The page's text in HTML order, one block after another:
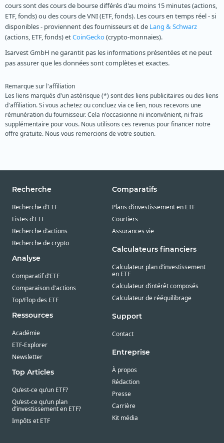
cours sont des cours de bourse différés d'au moins 15 minutes (actions,
ETF, fonds) ou des cours de VNI (ETF, fonds). Les cours en temps réel - si
disponibles - proviennent des fournisseurs et de Lang & Schwarz
(actions, ETF, fonds) etCoinGecko(crypto-monnaies).
Isarvest GmbH ne garantit pas les informations présentées et ne peut
pas assurer que les données sont complètes et exactes.
Remarque sur l'affiliation
Les liens marqués d'un astérisque (*) sont des liens publicitaires ou des liens
d'affiliation. Si vous achetez ou concluez via ce lien, nous recevons une
rémunération du fournisseur. Cela n'occasionne ni inconvénient, ni frais
supplémentaire pour vous. Nous utilisons ces revenus pour financer notre
offre gratuite. Nous vous remercions de votre soutien.
Recherche
Recherche d’ETF
Listes d'ETF
Recherche d’actions
Recherche de crypto
Analyse
Comparatif d’ETF
Comparaison d'actions
Top/Flop des ETF
Ressources
Académie
ETF-Explorer
Newsletter
Top Articles
Qu’est-ce qu’un ETF?
Qu’est-ce qu’un plan
d’investissement en ETF?
Impôts et ETF
Comparatifs
Plans d’investissement en ETF
Courtiers
Assurances vie
Calculateurs financiers
Calculateur plan d’investissement
en ETF
Calculateur d’intérêt composés
Calculateur de rééquilibrage
Support
Contact
Entreprise
À propos
Rédaction
Presse
Carrière
Kit média